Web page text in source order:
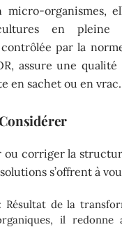
micro-organismes,
en pleine
par la
assure une
en sachet ou en vrac.
corriger la
s’offrent à
de la
il redonne